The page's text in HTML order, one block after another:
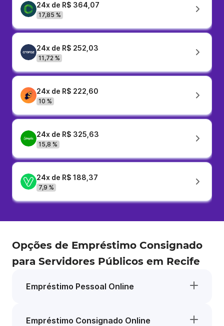
24x de R$ 364,07
17,85 %
24x de R$ 252,03
11,72 %
24x de R$ 222,60
10 %
24x de R$ 325,63
15,8 %
24x de R$ 188,37
7,9 %
Opções de Empréstimo Consignado
para Servidores Públicos em Recife
Empréstimo Pessoal Online
Empréstimo Consignado Online